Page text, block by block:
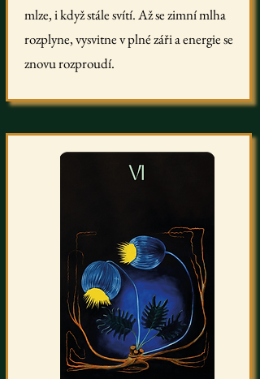
mlze, i když stále svítí. Až se zimní mlha
rozplyne, vysvitne v plné záři a energie se
znovu rozproudí.